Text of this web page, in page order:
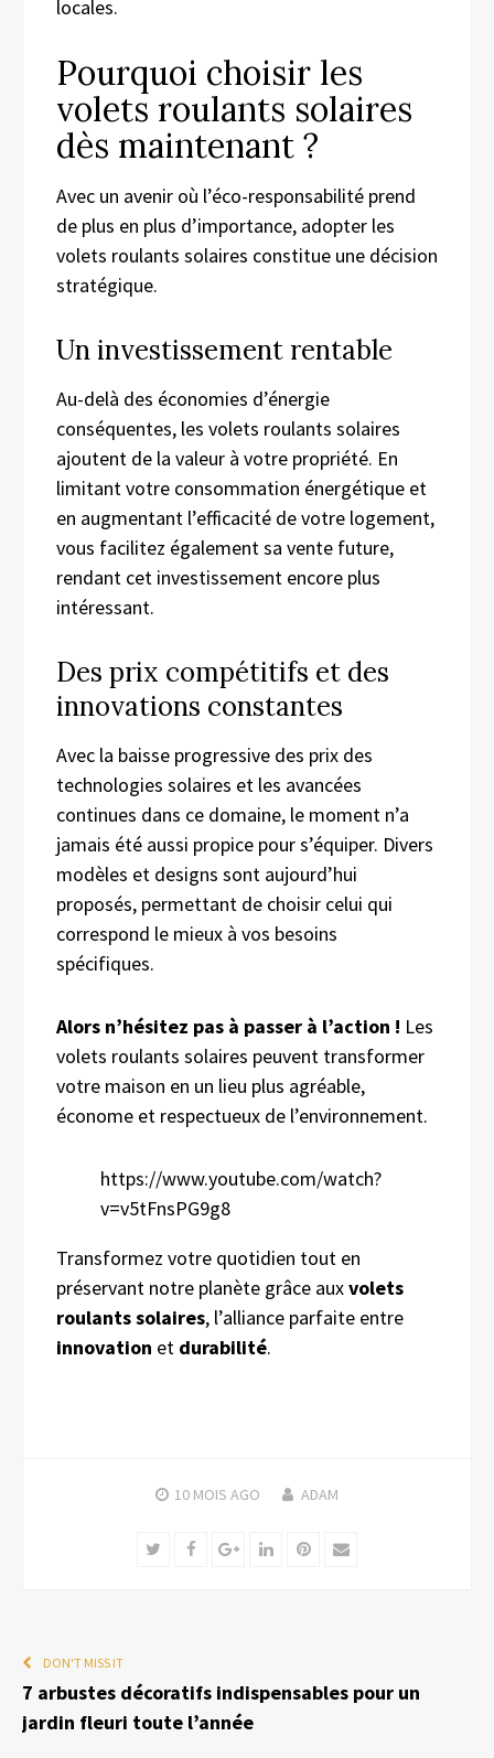
locales.
Pourquoi choisir les
volets roulants solaires
dès maintenant ?
Avec un avenir où l’éco-responsabilité prend
de plus en plus d’importance, adopter les
volets roulants solaires constitue une décision
stratégique.
Un investissement rentable
Au-delà des économies d’énergie
conséquentes, les volets roulants solaires
ajoutent de la valeur à votre propriété. En
limitant votre consommation énergétique et
en augmentant l’efficacité de votre logement,
vous facilitez également sa vente future,
rendant cet investissement encore plus
intéressant.
Des prix compétitifs et des
innovations constantes
Avec la baisse progressive des prix des
technologies solaires et les avancées
continues dans ce domaine, le moment n’a
jamais été aussi propice pour s’équiper. Divers
modèles et designs sont aujourd’hui
proposés, permettant de choisir celui qui
correspond le mieux à vos besoins
spécifiques.
Alors n’hésitez pas à passer à l’action ! Les
volets roulants solaires peuvent transformer
votre maison en un lieu plus agréable,
économe et respectueux de l’environnement.
https://www.youtube.com/watch?
v=v5tFnsPG9g8
Transformez votre quotidien tout en
préservant notre planète grâce auxvolets
roulants solaires, l’alliance parfaite entre
innovation et durabilité.
10 MOIS AGO ADAM
TwitterFacebookGoogle+LinkedInPinterest
Email
DON'T MISS IT
7 arbustes décoratifs indispensables pour un
jardin fleuri toute l’année